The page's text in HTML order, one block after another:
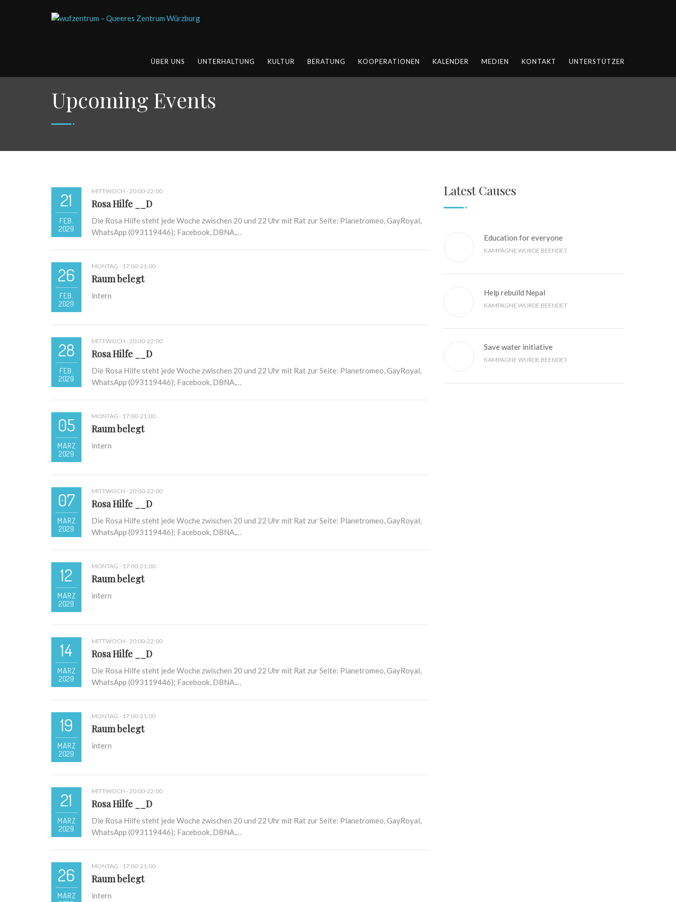
ÜBER UNS UNTERHALTUNG KULTUR BERATUNG KOOPERATIONEN KALENDER MEDIEN KONTAKT UNTERSTÜTZER
Upcoming Events
21
FEB.
2029
MITTWOCH - 20:00-22:00
Rosa Hilfe __D
Die Rosa Hilfe steht jede Woche zwischen 20 und 22 Uhr mit Rat zur Seite: Planetromeo, GayRoyal,
WhatsApp (093119446); Facebook, DBNA,…
26
FEB.
2029
MONTAG - 17:00-21:00
Raum belegt
intern
28
FEB.
2029
MITTWOCH - 20:00-22:00
Rosa Hilfe __D
Die Rosa Hilfe steht jede Woche zwischen 20 und 22 Uhr mit Rat zur Seite: Planetromeo, GayRoyal,
WhatsApp (093119446); Facebook, DBNA,…
05
MÄRZ
2029
MONTAG - 17:00-21:00
Raum belegt
intern
07
MÄRZ
2029
MITTWOCH - 20:00-22:00
Rosa Hilfe __D
Die Rosa Hilfe steht jede Woche zwischen 20 und 22 Uhr mit Rat zur Seite: Planetromeo, GayRoyal,
WhatsApp (093119446); Facebook, DBNA,…
12
MÄRZ
2029
MONTAG - 17:00-21:00
Raum belegt
intern
14
MÄRZ
2029
MITTWOCH - 20:00-22:00
Rosa Hilfe __D
Die Rosa Hilfe steht jede Woche zwischen 20 und 22 Uhr mit Rat zur Seite: Planetromeo, GayRoyal,
WhatsApp (093119446); Facebook, DBNA,…
19
MÄRZ
2029
MONTAG - 17:00-21:00
Raum belegt
intern
21
MÄRZ
2029
MITTWOCH - 20:00-22:00
Rosa Hilfe __D
Die Rosa Hilfe steht jede Woche zwischen 20 und 22 Uhr mit Rat zur Seite: Planetromeo, GayRoyal,
WhatsApp (093119446); Facebook, DBNA,…
26
MÄRZ
MONTAG - 17:00-21:00
Raum belegt
intern
Latest Causes
Education for everyone
KAMPAGNE WURDE BEENDET
Help rebuild Nepal
KAMPAGNE WURDE BEENDET
Save water initiative
KAMPAGNE WURDE BEENDET